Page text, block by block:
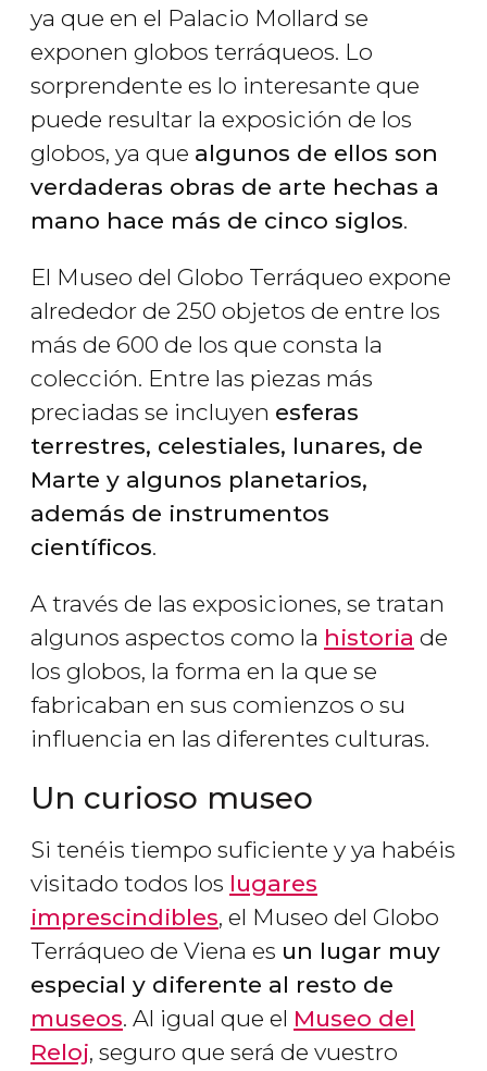
ya que en el Palacio Mollard se
exponen globos terráqueos. Lo
sorprendente es lo interesante que
puede resultar la exposición de los
globos, ya que algunos de ellos son
verdaderas obras de arte hechas a
mano hace más de cinco siglos.
El Museo del Globo Terráqueo expone
alrededor de 250 objetos de entre los
más de 600 de los que consta la
colección. Entre las piezas más
preciadas se incluyen esferas
terrestres, celestiales, lunares, de
Marte y algunos planetarios,
además de instrumentos
científicos.
A través de las exposiciones, se tratan
algunos aspectos como la historia de
los globos, la forma en la que se
fabricaban en sus comienzos o su
influencia en las diferentes culturas.
Un curioso museo
Si tenéis tiempo suficiente y ya habéis
visitado todos los lugares
imprescindibles, el Museo del Globo
Terráqueo de Viena es un lugar muy
especial y diferente al resto de
museos. Al igual que el Museo del
Reloj, seguro que será de vuestro